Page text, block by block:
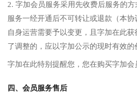
2. 字加会员服务采用先收费后服务的
服务一经开通后不可转让或退款（本
自身运营需要予以变更，且字加在此
了调整的，应以字加公示的现时有效的
字加在此特别提醒您，您在购买字加
四、会员服务售后